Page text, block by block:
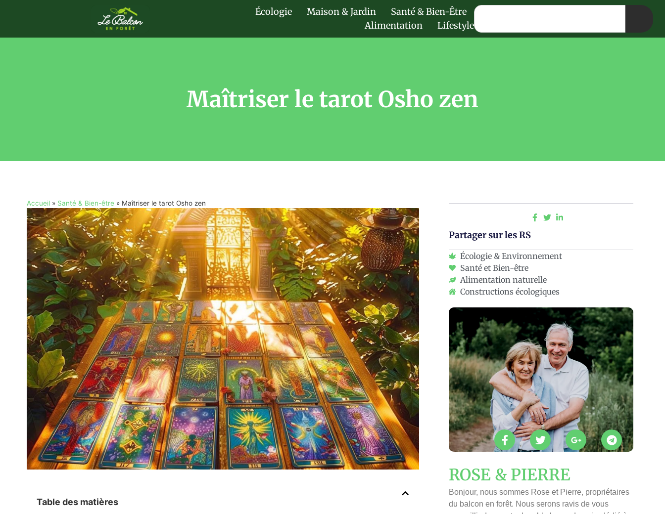
Écologie Maison & Jardin
Santé & Bien-Être
Alimentation
Lifestyle
Maîtriser le tarot Osho zen
Accueil» Santé & Bien-être » Maîtriser le tarot Osho zen
Table des matières
Partager sur les RS
Écologie & Environnement
Santé et Bien-être
Alimentation naturelle
Constructions écologiques
ROSE & PIERRE
Bonjour, nous sommes Rose et Pierre, propriétaires
du balcon en forêt. Nous serons ravis de vous